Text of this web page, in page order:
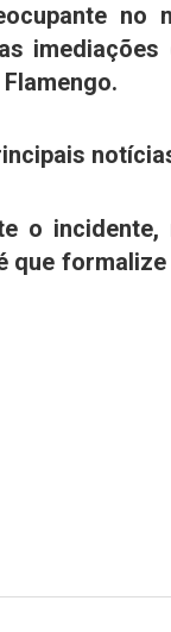
no
imediações
o
formalize